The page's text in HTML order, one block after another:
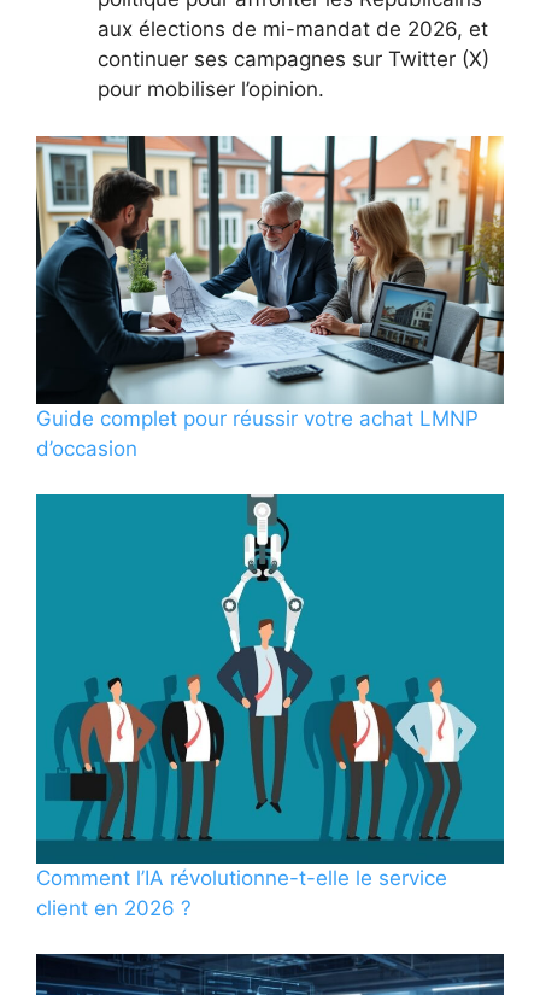
aux élections de mi-mandat de 2026, et
continuer ses campagnes sur Twitter (X)
pour mobiliser l’opinion.
Guide complet pour réussir votre achat LMNP
d’occasion
Comment l’IA révolutionne-t-elle le service
client en 2026 ?